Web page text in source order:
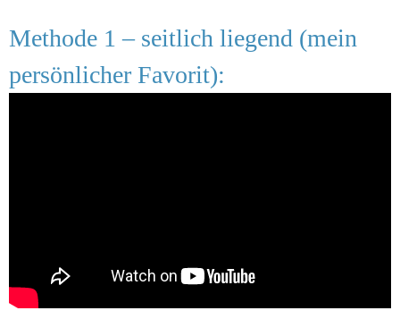
Methode 1 – seitlich liegend (mein
persönlicher Favorit):